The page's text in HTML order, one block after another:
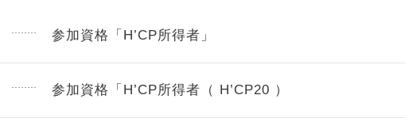
参加資格「H’CP所得者」
参加資格「H’CP所得者（ H’CP20 ）